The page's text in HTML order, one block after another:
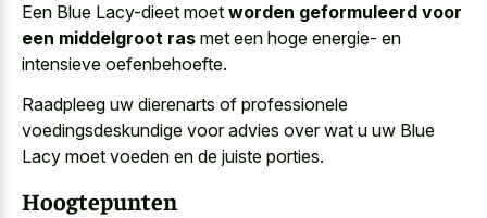
Een Blue Lacy-dieet moet worden geformuleerd voor
een middelgroot ras met een hoge energie- en
intensieve oefenbehoefte.
Raadpleeg uw dierenarts of professionele
voedingsdeskundige voor advies over wat u uw Blue
Lacy moet voeden en de juiste porties.
Hoogtepunten